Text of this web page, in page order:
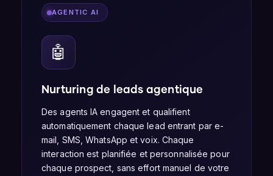
AGENTIC AI
🤖
Nurturing de leads agentique
Des agents IA engagent et qualifient
automatiquement chaque lead entrant par e-
mail, SMS, WhatsApp et voix. Chaque
interaction est planifiée et personnalisée pour
chaque prospect, sans effort manuel de votre